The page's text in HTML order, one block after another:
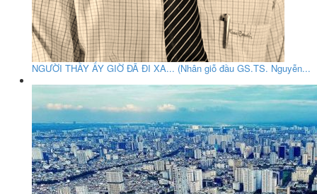
NGƯỜI THẦY ẤY GIỜ ĐÃ ĐI XA... (Nhân giỗ đầu GS.TS. Nguyễn...